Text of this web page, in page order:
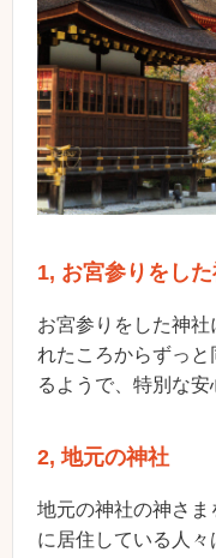
1, お宮参りをし
お宮参りをした神
れたころからずっ
るようで、特別な安
2, 地元の神社
地元の神社の神さ
に居住している人々